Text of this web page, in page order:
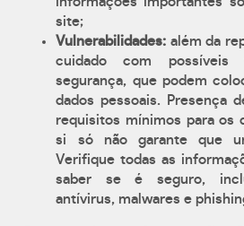
site;
Vulnerabilidades: além da
cuidado com possíveis
segurança, que podem
dados pessoais. Presença
requisitos mínimos para os
si só não garante que
Verifique todas as
saber se é seguro,
antívirus, malwares e